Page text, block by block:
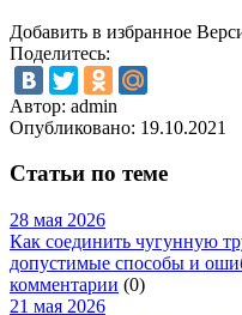
Добавить в избранное
Поделитесь:
Автор: admin
Опубликовано: 19.10.2021
Статьи по теме
28 мая 2026
Как соединить чугунную
допустимые способы и
комментарии (0)
21 мая 2026